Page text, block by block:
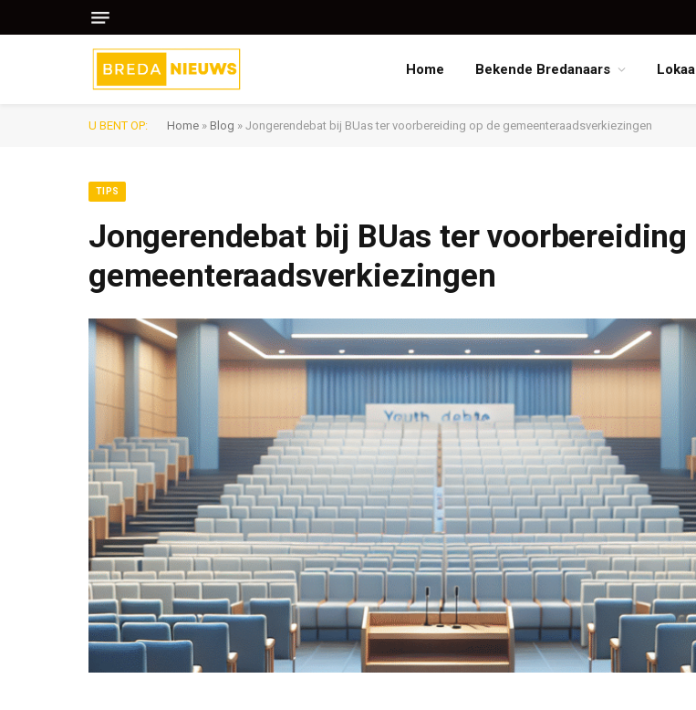
Home Bekende Bredanaars
U BENT OP: Home » Blog » Jongerendebat bij BUas ter voorbereiding op de gemeenteraadsverkiezingen
TIPS
Jongerendebat bij BUas ter voorbereiding
gemeenteraadsverkiezingen